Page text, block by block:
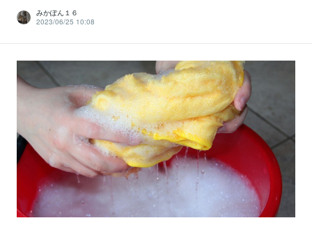
みかぽん１６
2023/06/25 10:08